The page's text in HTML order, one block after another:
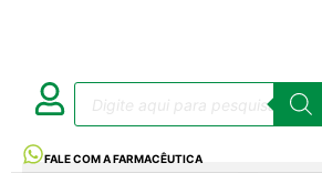
FALE COM A FARMACÊUTICA